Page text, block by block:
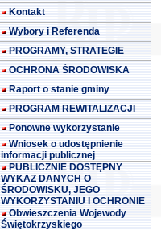
Kontakt
Wybory i Referenda
PROGRAMY, STRATEGIE
OCHRONA ŚRODOWISKA
Raport o stanie gminy
PROGRAM REWITALIZACJI
Ponowne wykorzystanie
Wniosek o udostępnienie
informacji publicznej
PUBLICZNIE DOSTĘPNY
WYKAZ DANYCH O
ŚRODOWISKU, JEGO
WYKORZYSTANIU I OCHRONIE
Obwieszczenia Wojewody
Świętokrzyskiego